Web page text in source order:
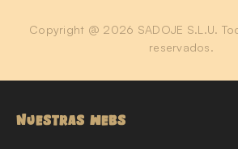
Copyright @ 2026 SADOJE S.L.U.
reservados.
NUESTRAS WEBS